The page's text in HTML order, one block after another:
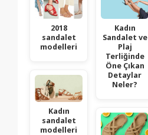
2018
sandalet
modelleri
Kadın
sandalet
modelleri
Kadın
Sandalet ve
Plaj
Terliğinde
Öne Çıkan
Detaylar
Neler?